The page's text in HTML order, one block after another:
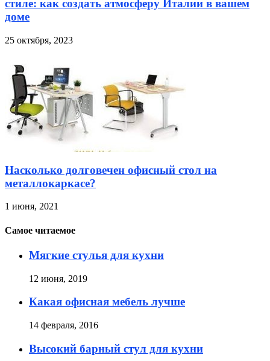
стиле: как создать атмосферу Италии в вашем
доме
25 октября, 2023
Насколько долговечен офисный стол на
металлокаркасе?
1 июня, 2021
Самое читаемое
Мягкие стулья для кухни
12 июня, 2019
Какая офисная мебель лучше
14 февраля, 2016
Высокий барный стул для кухни